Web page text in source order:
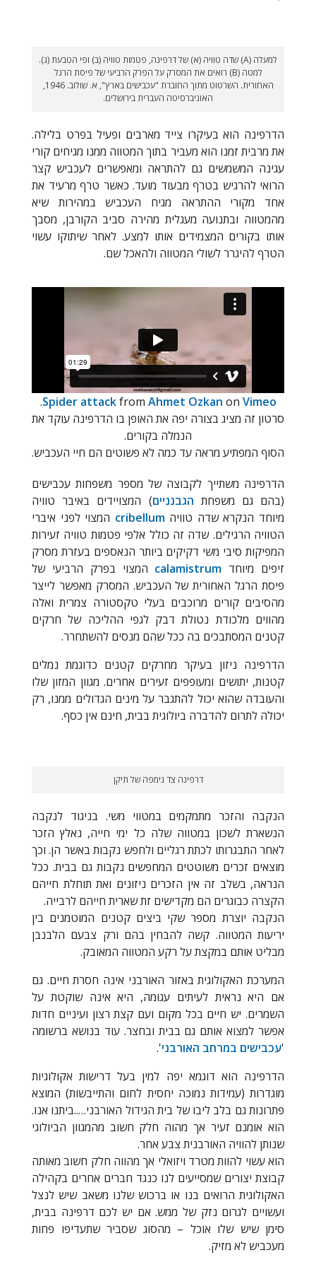
למעלה (A) שדה טוויה (א) של דרפינה, פטמות טוויה (ב) ופי הטבעת (ג).
למטה (B) רואים את המסרק על הפרק הרביעי של פיסת הרגל
האחורית. השרטוט מתוך החוברת "עכבישים בארץ", א. שולוב. 1946,
האוניברסיטה העברית בירושלים.
הדרפינה הוא בעיקרו צייד מארבים ופעיל בפרט בלילה.
את מרבית זמנו הוא מעביר בתוך המטווה ממנו מגיחים קורי
עגינה המשמשים גם להתראה ומאפשרים לעכביש קצר
הרואי להרגיש בטרף מבעוד מועד. כאשר טרף מרעיד את
אחד מקורי ההתראה מגיח העכביש במהירות שיא
מהמטווה ובתנועה מעגלית מהירה סביב הקורבן, מסבך
אותו בקורים המצמידים אותו למצע. לאחר שיתוקו עשוי
הטרף להיגרר לשולי המטווה ולהאכל שם.
Spider attackfrom Ahmet Ozkan on Vimeo
.
סרטון זה מציג בצורה יפה את האופן בו הדרפינה עוקד את
הנמלה בקורים.
הסוף המפתיע מראה עד כמה לא פשוטים הם חיי העכביש.
הדרפינה משתייך לקבוצה של מספר משפחות עכבישים
(בהם גם משפחת הגבנניים) המצויידים באיבר טוויה
מיוחד הנקרא שדה טוויהcribellum המצוי לפני איברי
הטוויה הרגילים. שדה זה כולל אלפי פטמות טוויה זעירות
המפיקות סיבי משי דקיקים ביותר הנאספים בעזרת מסרק
זיפים מיוחד calamistrum המצוי בפרק הרביעי של
פיסת הרגל האחורית של העכביש. המסרק מאפשר לייצר
מהסיבים קורים מרוכבים בעלי טקסטורה צמרית ואלה
מהווים מלכודת נטולת דבק לגפי ההליכה של חרקים
קטנים המסתבכים בה ככל שהם מנסים להשתחרר.
הדרפינה ניזון בעיקר מחרקים קטנים כדוגמת נמלים
קטנות, יתושים ומעופפים זעירים אחרים. מגוון המזון שלו
והעובדה שהוא יכול להתגבר על מינים הגדולים ממנו, רק
יכולה לתרום להדברה ביולוגית בבית, חינם אין כסף.
דרפינה צד נימפה של תיקן
הנקבה והזכר מתמקמים במטווי משי. בניגוד לנקבה
הנשארת לשכון במטווה שלה כל ימי חייה, נאלץ הזכר
לאחר התבגרותו לכתת רגליים ולחפש נקבות באשר הן. וכך
מוצאים זכרים משוטטים המחפשים נקבות גם בבית. ככל
הנראה, בשלב זה אין הזכרים ניזונים ואת תוחלת חייהם
הקצרה כבוגרים הם מקדישים זת שארית חייהם לרבייה.
הנקבה יוצרת מספר שקי ביצים קטנים המוטמנים בין
יריעות המטווה. קשה להבחין בהם ורק צבעם הלבנבן
מבליט אותם במקצת על רקע המטווה המאובק.
המערכת האקולוגית באזור האורבני אינה חסרת חיים. גם
אם היא נראית לעיתים עגומה, היא אינה שוקטת על
השמרים. יש חיים בכל מקום ועם קצת רצון ועיניים חדות
אפשר למצוא אותם גם בבית ובחצר. עוד בנושא ברשומה
'עכבישים במרחב האורבני'.
הדרפינה הוא דוגמא יפה למין בעל דרישות אקולוגיות
מוגדרות (עמידות נמוכה יחסית לחום והתייבשות) המוצא
פתרונות גם בלב ליבו של בית הגידול האורבני…..ביתנו אנו.
הוא אומנם זעיר אך מהוה חלק חשוב מהמגוון הביולוגי
שנותן להוויה האורבנית צבע אחר.
הוא עשוי להוות מטרד ויזואלי אך מהווה חלק חשוב מאותה
קבוצת יצורים שמסייעים לנו כנגד חברים אחרים בקהילה
האקולוגית הרואים בנו או ברכוש שלנו משאב שיש לנצל
ועשויים לגרום נזק של ממש. אם יש לכם דרפינה בבית,
סימן שיש שלו אוכל – מהסוג שסביר שתעדיפו פחות
מעכביש לא מזיק.